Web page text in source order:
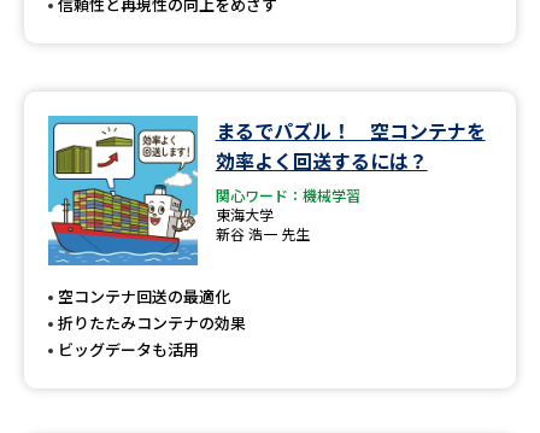
まるでパズル！ 空コンテナを
効率よく回送するには？
関心ワード：機械学習
東海大学
新谷 浩一 先生
空コンテナ回送の最適化
折りたたみコンテナの効果
ビッグデータも活用